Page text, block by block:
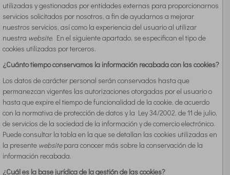
utilizadas y gestionadas por entidades externas para proporcionarnos
servicios solicitados por nosotros, a fin de ayudarnos a mejorar
nuestros servicios, así como la experiencia del usuario al utilizar
nuestra website. En el siguiente apartado, se especifican el tipo de
cookies utilizadas por terceros.
¿Cuánto tiempo conservamos la información recabada con las cookies?
Los datos de carácter personal serán conservados hasta que
permanezcan vigentes las autorizaciones otorgadas por el usuario o
hasta que expire el tiempo de funcionalidad de la cookie, de acuerdo
con la normativa de protección de datos y la Ley 34/2002, de 11 de julio,
de servicios de la sociedad de la información y de comercio electrónico.
Puede consultar la tabla en la que se detallan las cookies utilizadas en
la presente websitepara conocer más sobre la conservación de la
información recabada.
¿Cuál es la base jurídica de la gestión de las cookies?